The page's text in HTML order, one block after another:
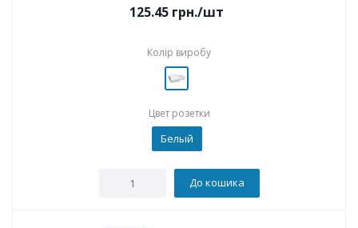
125.45грн./шт
Колір виробу
Цвет розетки
Белый
До кошика